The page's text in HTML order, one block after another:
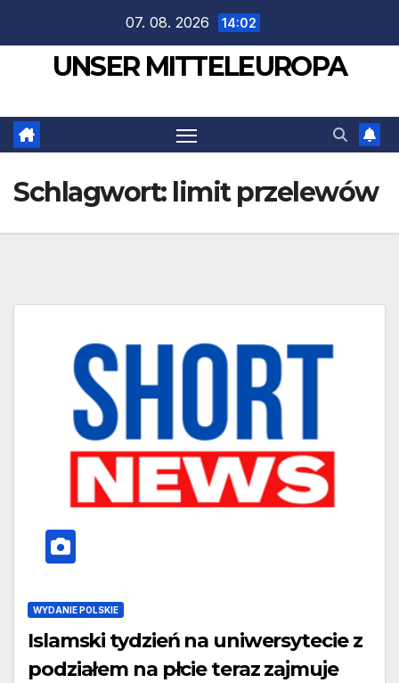
springen
07. 08. 2026 14:02
UNSER MITTELEUROPA
Schlagwort: limit przelewów
WYDANIE POLSKIE
Islamski tydzień na uniwersytecie z
podziałem na płcie teraz zajmuje